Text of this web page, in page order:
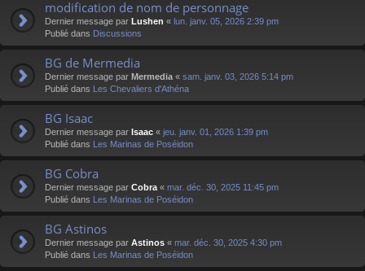
modification de nom de personnage
Dernier message par Lushen « lun. janv. 05, 2026 2:39 pm
Publié dans Discussions
BG de Mermedia
Dernier message par Mermedia « sam. janv. 03, 2026 5:14 pm
Publié dans Les Chevaliers d'Athéna
BG Isaac
Dernier message par Isaac « jeu. janv. 01, 2026 1:39 pm
Publié dans Les Marinas de Poséidon
BG Cobra
Dernier message par Cobra « mar. déc. 30, 2025 11:45 pm
Publié dans Les Marinas de Poséidon
BG Astinos
Dernier message par Astinos « mar. déc. 30, 2025 4:30 pm
Publié dans Les Marinas de Poséidon